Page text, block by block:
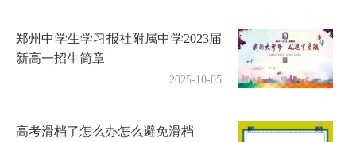
郑州中学生学习报社附属中学2023届
新高一招生简章
2025-10-05
高考滑档了怎么办怎么避免滑档